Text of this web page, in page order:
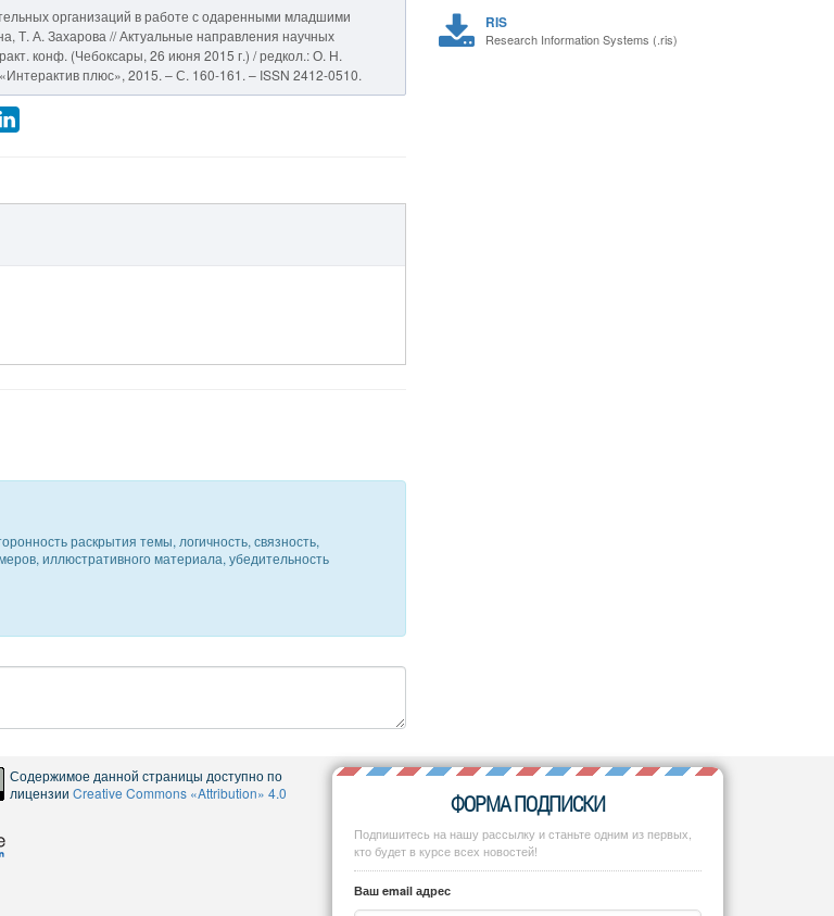
организаций в работе с одаренными младшими
Т. А. Захарова // Актуальные направления научных
конф. (Чебоксары, 26 июня 2015 г.) / редкол.: О. Н.
плюс», 2015. – С. 160-161. – ISSN 2412-0510.
раскрытия темы, логичность, связность,
иллюстративного материала, убедительность
RIS
Research Information Systems (.ris)
Содержимое данной страницы доступно по
лицензии Creative Commons «Attribution» 4.0
ФОРМА ПОДПИСКИ
Подпишитесь на нашу рассылку и станьте одним из первых,
кто будет в курсе всех новостей!
Ваш email адрес